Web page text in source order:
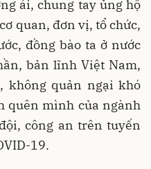
ái, chung tay ủng hộ
quan, đơn vị, tổ chức,
đồng bào ta ở nước
bản lĩnh Việt Nam,
không quản ngại khó
quên mình của ngành
công an trên tuyến
19.